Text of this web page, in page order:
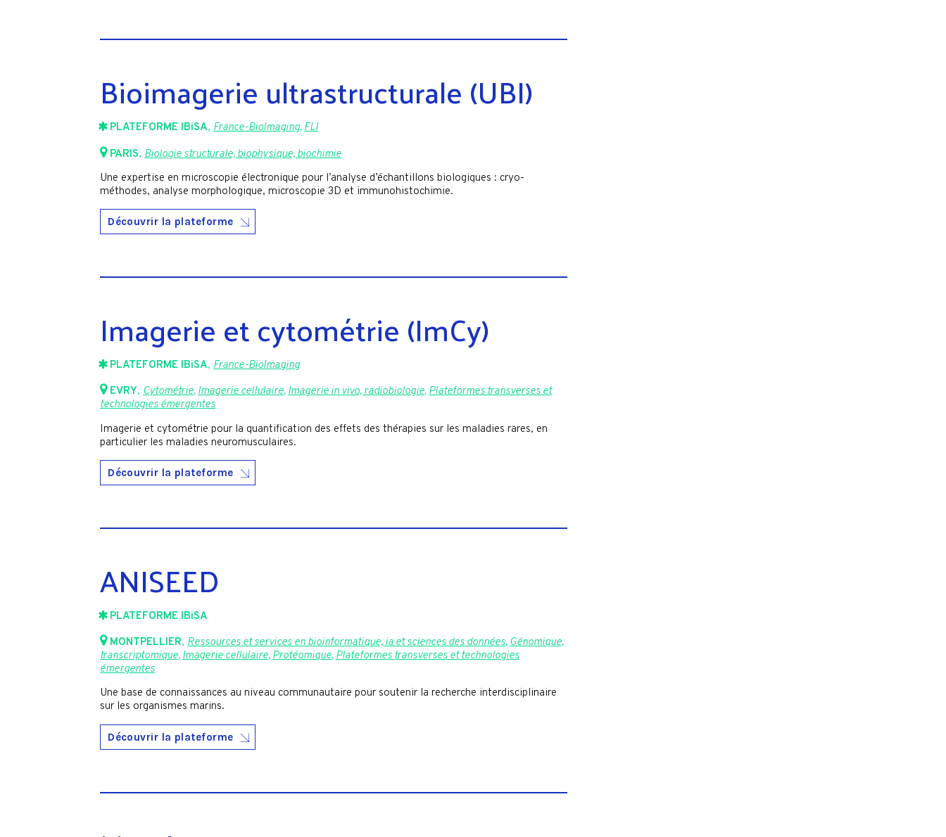
Bioimagerie ultrastructurale (UBI)
PLATEFORME IBiSA,France-BioImaging,FLI
PARIS, Biologie structurale, biophysique, biochimie
Une expertise en microscopie électronique pour l’analyse d’échantillons biologiques : cryo-
méthodes, analyse morphologique, microscopie 3D et immunohistochimie.
Découvrir la plateforme
Imagerie et cytométrie (ImCy)
PLATEFORME IBiSA,France-BioImaging
EVRY,Cytométrie,Imagerie cellulaire,Imagerie in vivo, radiobiologie,Plateformes transverses et
technologies émergentes
Imagerie et cytométrie pour la quantification des effets des thérapies sur les maladies rares, en
particulier les maladies neuromusculaires.
Découvrir la plateforme
ANISEED
PLATEFORME IBiSA
MONTPELLIER,Ressources et services en bioinformatique, ia et sciences des données,Génomique,
transcriptomique,Imagerie cellulaire,Protéomique,Plateformes transverses et technologies
émergentes
Une base de connaissances au niveau communautaire pour soutenir la recherche interdisciplinaire
sur les organismes marins.
Découvrir la plateforme